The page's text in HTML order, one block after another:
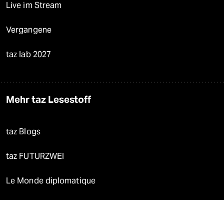
Live im Stream
Vergangene
taz lab 2027
Mehr taz Lesestoff
taz Blogs
taz FUTURZWEI
Le Monde diplomatique